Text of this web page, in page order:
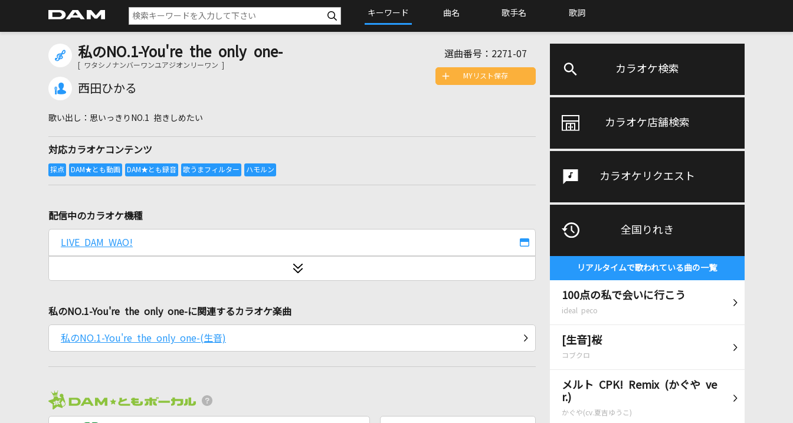
キーワード 曲名 歌手名 歌詞
カラオケ検索
カラオケ店舗検索
カラオケリクエスト
全国りれき
リアルタイムで歌われている曲の一覧
100点の私で会いに行こう
ideal peco
[生音]桜
コブクロ
メルト CPK! Remix (かぐや ve
r.)
かぐや(cv.夏吉ゆうこ)
私のNO.1-You're the only one-
[ ワタシノナンバーワンユアジオンリーワン ]
西田ひかる
選曲番号： 2271-07
思いっきりNO.1 抱きしめたい
対応カラオケコンテンツ
MYリスト保存
配信中のカラオケ機種
LIVE DAM WAO!
私のNO.1-You're the only one-に関連するカラオケ楽曲
私のNO.1-You're the only one-(生音)